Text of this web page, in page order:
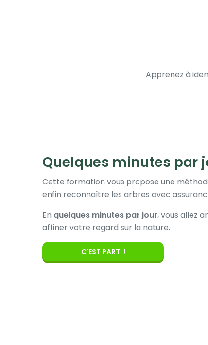
Apprenez à
Quelques minutes par
Cette formation vous propose une
enfin reconnaître les arbres avec
En quelques minutes par jour, vous allez
affiner votre regard sur la nature.
C'EST PARTI !